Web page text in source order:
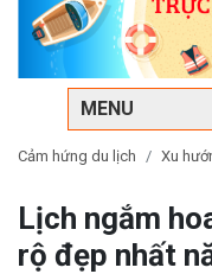
MENU
Cảm hứng du lịch Xu
Lịch ngắm
rộ đẹp nhất